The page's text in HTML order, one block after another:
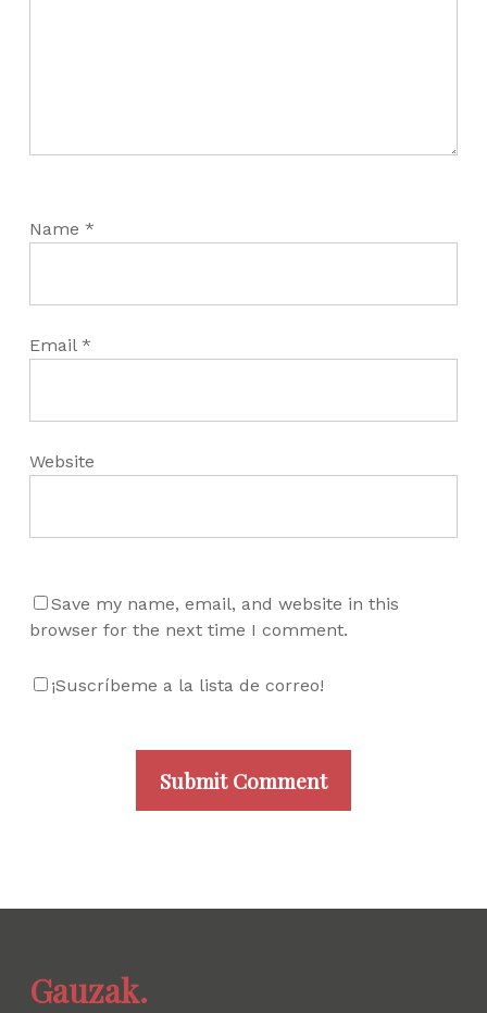
Name *
Email *
Website
Save my name, email, and website in this
browser for the next time I comment.
¡Suscríbeme a la lista de correo!
Gauzak.